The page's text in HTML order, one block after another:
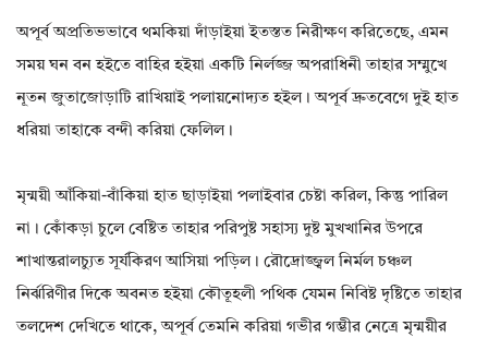
অপূর্ব অপ্রতিভভাবে থমকিয়া দাঁড়াইয়া ইতস্তত নিরীক্ষণ করিতেছে, এমন
সময় ঘন বন হইতে বাহির হইয়া একটি নির্লজ্জ অপরাধিনী তাহার সম্মুখে
নূতন জুতাজোড়াটি রাখিয়াই পলায়নোদ্যত হইল। অপূর্ব দ্রুতবেগে দুই হাত
ধরিয়া তাহাকে বন্দী করিয়া ফেলিল।
মৃন্ময়ী আঁকিয়া-বাঁকিয়া হাত ছাড়াইয়া পলাইবার চেষ্টা করিল, কিন্তু পারিল
না। কোঁকড়া চুলে বেষ্টিত তাহার পরিপুষ্ট সহাস্য দুষ্ট মুখখানির উপরে
শাখান্তরালচ্যুত সূর্যকিরণ আসিয়া পড়িল। রৌদ্রোজ্জ্বল নির্মল চঞ্চল
নির্ঝরিণীর দিকে অবনত হইয়া কৌতূহলী পথিক যেমন নিবিষ্ট দৃষ্টিতে তাহার
তলদেশ দেখিতে থাকে, অপূর্ব তেমনি করিয়া গভীর গম্ভীর নেত্রে মৃন্ময়ীর